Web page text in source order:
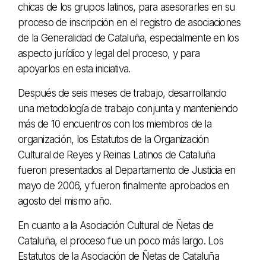
chicas de los grupos latinos, para asesorarles en su
proceso de inscripción en el registro de asociaciones
de la Generalidad de Cataluña, especialmente en los
aspecto jurídico y legal del proceso, y para
apoyarlos en esta iniciativa.
Después de seis meses de trabajo, desarrollando
una metodología de trabajo conjunta y manteniendo
más de 10 encuentros con los miembros de la
organización, los Estatutos de la Organización
Cultural de Reyes y Reinas Latinos de Cataluña
fueron presentados al Departamento de Justicia en
mayo de 2006, y fueron finalmente aprobados en
agosto del mismo año.
En cuanto a la Asociación Cultural de Ñetas de
Cataluña, el proceso fue un poco más largo. Los
Estatutos de la Asociación de Ñetas de Cataluña